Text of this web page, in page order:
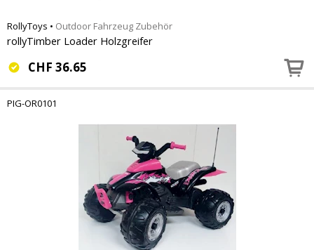
RollyToys • Outdoor Fahrzeug Zubehör
rollyTimber Loader Holzgreifer
CHF 36.65
PIG-OR0101